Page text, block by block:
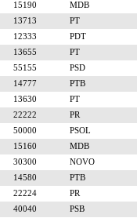
15190
MDB
13713
PT
12333
PDT
13655
PT
55155
PSD
14777
PTB
13630
PT
22222
PR
50000
PSOL
15160
MDB
30300
NOVO
14580
PTB
22224
PR
40040
PSB